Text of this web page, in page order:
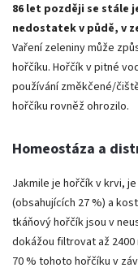
86 let později se stále
nedostatek v půdě, v
Vaření zeleniny může
hořčíku. Hořčík v pitné
používání změkčené/
hořčíku rovněž ohrozilo.
Homeostáza a
Jakmile je hořčík v krvi,
(obsahujících 27 %) a
tkáňový hořčík jsou v
dokážou filtrovat až
70 % tohoto hořčíku v